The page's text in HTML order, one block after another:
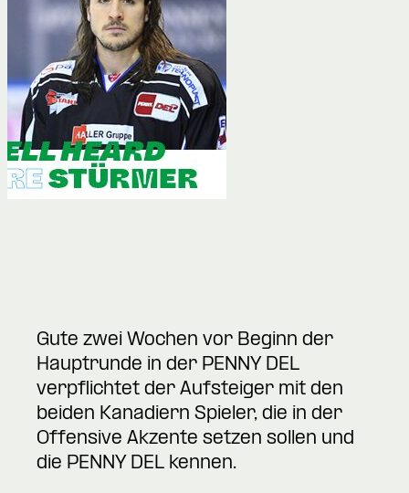
Gute zwei Wochen vor Beginn der
Hauptrunde in der PENNY DEL
verpflichtet der Aufsteiger mit den
beiden Kanadiern Spieler, die in der
Offensive Akzente setzen sollen und
die PENNY DEL kennen.